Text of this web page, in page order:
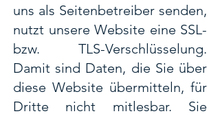
uns als Seitenbetreiber senden,
nutzt unsere Website eine SSL-
bzw. TLS-Verschlüsselung.
Damit sind Daten, die Sie über
diese Website übermitteln, für
Dritte nicht mitlesbar. Sie